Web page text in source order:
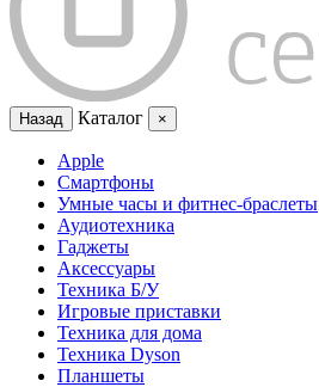
Назад Каталог ×
Apple
Смартфоны
Умные часы и фитнес-браслеты
Аудиотехника
Гаджеты
Аксессуары
Техника Б/У
Игровые приставки
Техника для дома
Техника Dyson
Планшеты